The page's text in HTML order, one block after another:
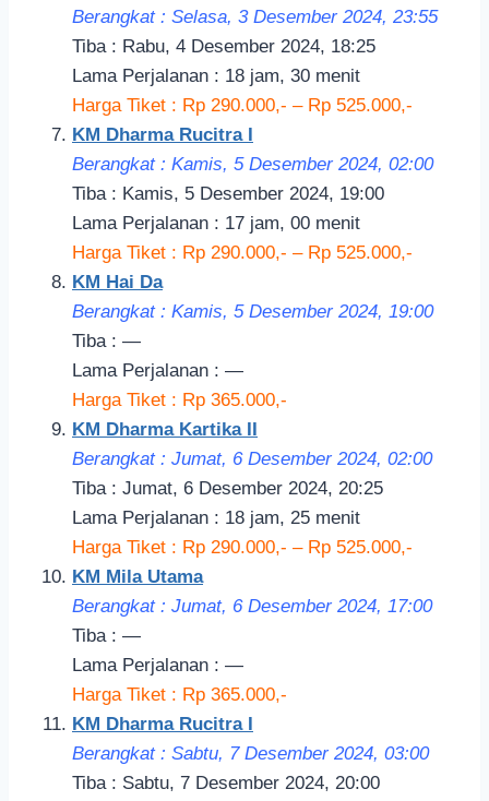
Berangkat : Selasa, 3 Desember 2024, 23:55
Tiba : Rabu, 4 Desember 2024, 18:25
Lama Perjalanan : 18 jam, 30 menit
Harga Tiket : Rp 290.000,- – Rp 525.000,-
KM Dharma Rucitra I
Berangkat : Kamis, 5 Desember 2024, 02:00
Tiba : Kamis, 5 Desember 2024, 19:00
Lama Perjalanan : 17 jam, 00 menit
Harga Tiket : Rp 290.000,- – Rp 525.000,-
KM Hai Da
Berangkat : Kamis, 5 Desember 2024, 19:00
Tiba : —
Lama Perjalanan : —
Harga Tiket : Rp 365.000,-
KM Dharma Kartika II
Berangkat : Jumat, 6 Desember 2024, 02:00
Tiba : Jumat, 6 Desember 2024, 20:25
Lama Perjalanan : 18 jam, 25 menit
Harga Tiket : Rp 290.000,- – Rp 525.000,-
KM Mila Utama
Berangkat : Jumat, 6 Desember 2024, 17:00
Tiba : —
Lama Perjalanan : —
Harga Tiket : Rp 365.000,-
KM Dharma Rucitra I
Berangkat : Sabtu, 7 Desember 2024, 03:00
Tiba : Sabtu, 7 Desember 2024, 20:00